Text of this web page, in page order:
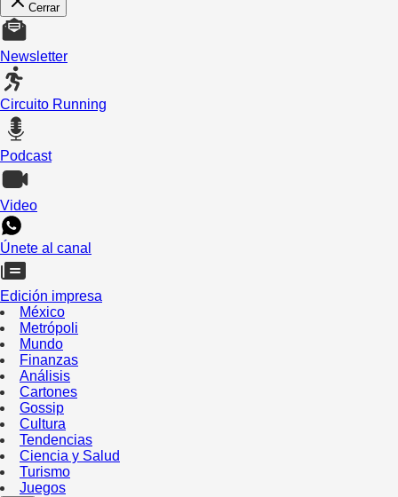
Cerrar
Newsletter
Circuito Running
Podcast
Video
Únete al canal
Edición impresa
México
Metrópoli
Mundo
Finanzas
Análisis
Cartones
Gossip
Cultura
Tendencias
Ciencia y Salud
Turismo
Juegos